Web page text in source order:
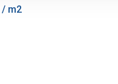
/ m2